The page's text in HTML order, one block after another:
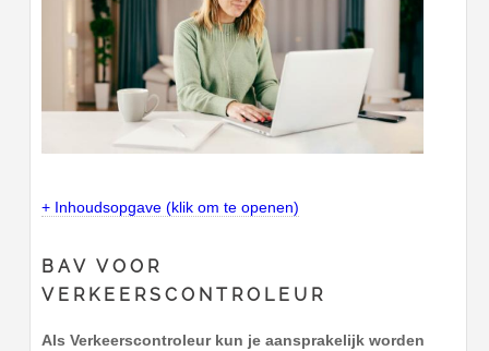
+ Inhoudsopgave (klik om te openen)
BAV VOOR
VERKEERSCONTROLEUR
Als Verkeerscontroleur kun je aansprakelijk worden